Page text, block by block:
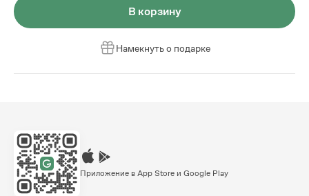
В корзину
Намекнуть о подарке
Приложение в App Store и Google Play